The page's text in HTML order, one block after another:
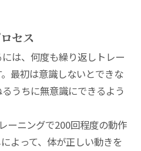
セス
は、何度も繰り返しトレー
最初は意識しないとできな
うちに無意識にできるよう
ーニングで200回程度の動作
よって、体が正しい動きを